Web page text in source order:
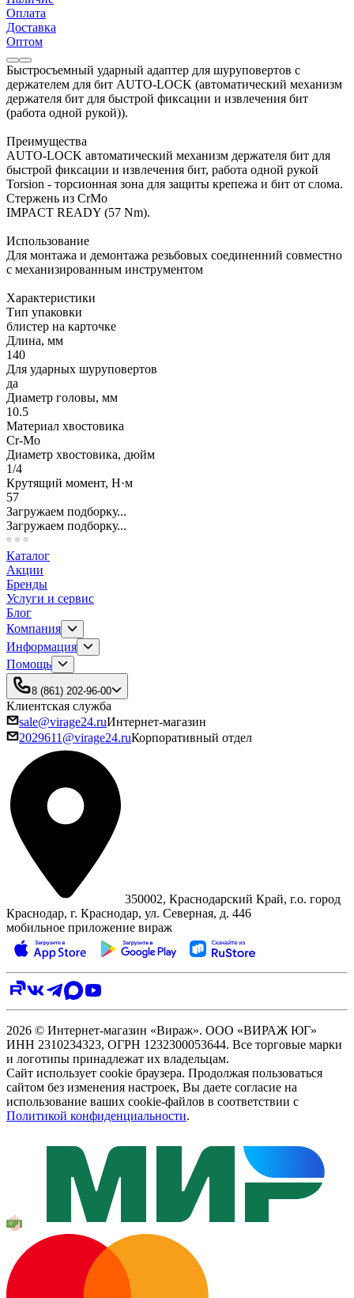
Оплата
Доставка
Оптом
Быстросъемный ударный адаптер для шуруповертов с
держателем для бит AUTO-LOCK (автоматический механизм
держателя бит для быстрой фиксации и извлечения бит
(работа одной рукой)).
Преимущества
AUTO-LOCK автоматический механизм держателя бит для
быстрой фиксации и извлечения бит, работа одной рукой
Torsion - торсионная зона для защиты крепежа и бит от слома.
Стержень из CrMo
IMPACT READY (57 Nm).
Использование
Для монтажа и демонтажа резьбовых соединенний совместно
с механизированным инструментом
Характеристики
Тип упаковки
блистер на карточке
Длина, мм
140
Для ударных шуруповертов
да
Диаметр головы, мм
10.5
Материал хвостовика
Cr-Mo
Диаметр хвостовика, дюйм
1/4
Крутящий момент, Н·м
57
Загружаем подборку...
Загружаем подборку...
Каталог
Акции
Бренды
Услуги и сервис
Блог
Компания
Информация
Помощь
8 (861) 202-96-00
Клиентская служба
sale@virage24.ruИнтернет-магазин
2029611@virage24.ruКорпоративный отдел
350002, Краснодарский Край, г.о. город
Краснодар, г. Краснодар, ул. Северная, д. 446
мобильное приложение вираж
2026 © Интернет-магазин «Вираж». ООО «ВИРАЖ ЮГ»
ИНН 2310234323, ОГРН 1232300053644. Все торговые марки
и логотипы принадлежат их владельцам.
Сайт использует cookie браузера. Продолжая пользоваться
сайтом без изменения настроек, Вы даете согласие на
использование ваших cookie-файлов в соответствии с
Политикой конфиденциальности.